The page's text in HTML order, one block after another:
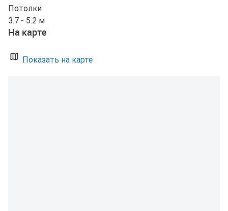
Потолки
3.7 - 5.2 м
На карте
Показать на карте